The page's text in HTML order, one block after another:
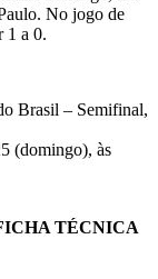
No jogo de
1 a 0.
Brasil – Semifinal,
(domingo), às